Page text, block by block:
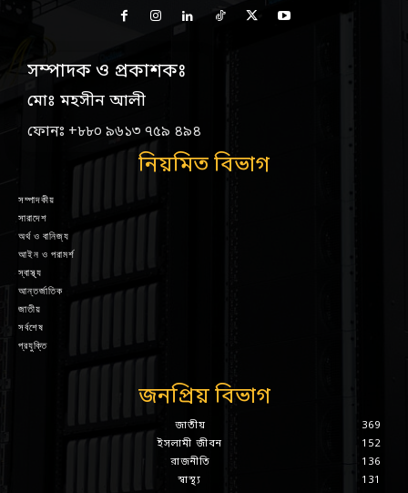
সম্পাদক ও প্রকাশকঃ
মোঃ মহসীন আলী
ফোনঃ +৮৮০ ৯৬১৩ ৭৫৯ ৪৯৪
নিয়মিত বিভাগ
সম্পাদকীয়
সারাদেশ
অর্থ ও বানিজ্য
আইন ও পরামর্শ
স্বাস্থ্য
আন্তর্জাতিক
জাতীয়
সর্বশেষ
প্রযুক্তি
জনপ্রিয় বিভাগ
জাতীয়
369
ইসলামী জীবন
152
রাজনীতি
136
স্বাস্থ্য
131